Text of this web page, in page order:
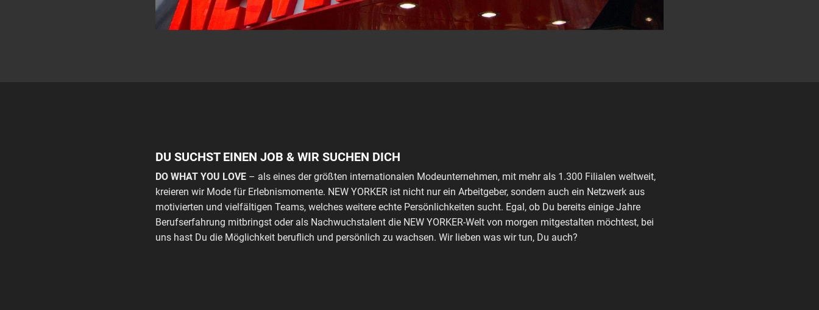
DU SUCHST EINEN JOB & WIR SUCHEN DICH
DO WHAT YOU LOVE – als eines der größten internationalen Modeunternehmen, mit mehr als 1.300 Filialen weltweit,
kreieren wir Mode für Erlebnismomente. NEW YORKER ist nicht nur ein Arbeitgeber, sondern auch ein Netzwerk aus
motivierten und vielfältigen Teams, welches weitere echte Persönlichkeiten sucht. Egal, ob Du bereits einige Jahre
Berufserfahrung mitbringst oder als Nachwuchstalent die NEW YORKER-Welt von morgen mitgestalten möchtest, bei
uns hast Du die Möglichkeit beruflich und persönlich zu wachsen. Wir lieben was wir tun, Du auch?